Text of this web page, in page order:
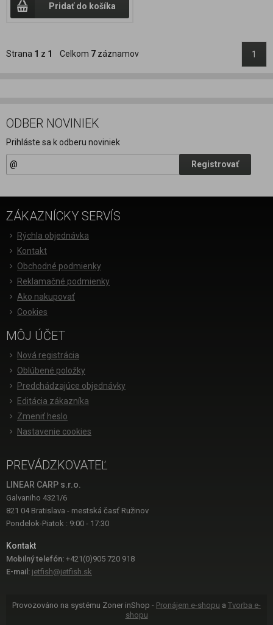
Pridať do košíka
Strana 1 z 1 Celkom 7 záznamov 1
ODBER NOVINIEK
Prihláste sa k odberu noviniek
Registrovať
ZÁKAZNÍCKY SERVÍS
Rýchla objednávka
Kontakt
Obchodné podmienky
Reklamačné podmienky
Ako nakupovať
Cookies
MÔJ ÚČET
Nová registrácia
Oblúbené položky
Predchádzajúce objednávky
Editácia zákazníka
Zmeniť heslo
Nastavenie cookies
PREVÁDZKOVATEĽ
LINEAR CARP s.r.o.
Galvaniho 4321/6
821 04 Bratislava - mestská časť Ružinov
Pondelok-Piatok : 9:00 - 17:30
Kontakt
Mobilný telefón: +421(0)905 720 918
E-mail: jetfish@jetfish.sk
Provozováno na systému Zoner inShop - Pronájem e-shopu a Tvorba e-
shopu